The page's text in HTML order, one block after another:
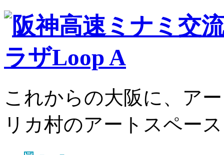
これからの大阪に、ア
リカ村のアートスペー